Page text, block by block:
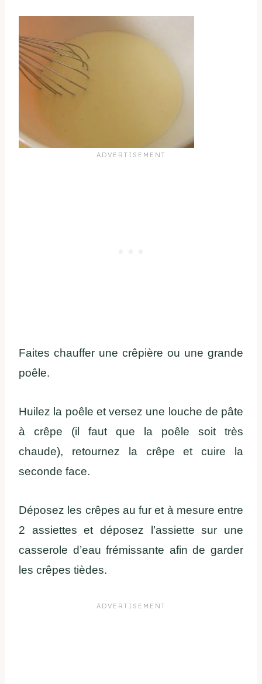
Faites chauffer une crêpière ou une grande
poêle.
Huilez la poêle et versez une louche de pâte
à crêpe (il faut que la poêle soit très
chaude), retournez la crêpe et cuire la
seconde face.
Déposez les crêpes au fur et à mesure entre
2 assiettes et déposez l’assiette sur une
casserole d’eau frémissante afin de garder
les crêpes tièdes.